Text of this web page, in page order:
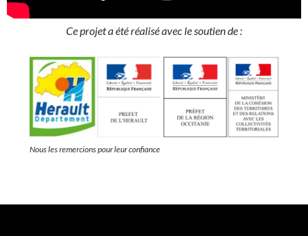
Ce projet a été réalisé avec le soutien de :
Nous les remercions pour leur confiance